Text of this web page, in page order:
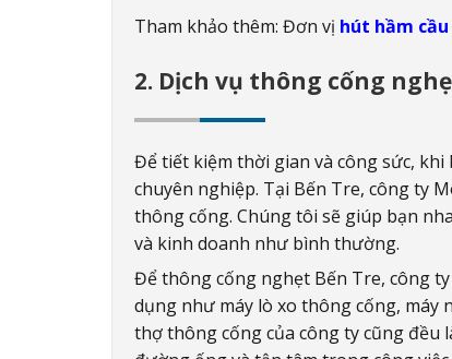
Tham khảo thêm: Đơn vị hút hầm cầu
2. Dịch vụ thông cống
Để tiết kiệm thời gian và công sức,
chuyên nghiệp. Tại Bến Tre, công ty
thông cống. Chúng tôi sẽ giúp bạn
và kinh doanh như bình thường.
Để thông cống nghẹt Bến Tre, công
dụng như máy lò xo thông cống, máy
thợ thông cống của công ty cũng đều